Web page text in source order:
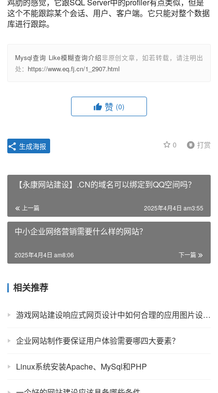
这个不能跟踪某个会话、用户、客户端。它只能对整个数据
库进行跟踪。
Mysql查询 Like模糊查询介绍非原创文章，如若转载，请注明出
处： https://www.eq.fj.cn/1_2907.html
赞 (0)
0 打赏
生成海报
【永康网站建设】.CN的域名可以绑定到QQ空间吗？
上一篇 2025年4月4日 am3:55
中小企业网络营销需要什么样的网站？
下一篇
2025年4月4日 am8:06
相关推荐
游戏网站建设响应式网页设计中如何合理的应用图片设计？
企业网站制作要保证用户体验需要哪四大要素？
Linux系统安装Apache、MySql和PHP